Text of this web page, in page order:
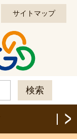
サイトマップ